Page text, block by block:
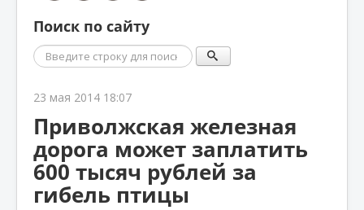
Поиск по сайту
Поиск
23 мая 2014 18:07
Приволжская железная
дорога может заплатить
600 тысяч рублей за
гибель птицы